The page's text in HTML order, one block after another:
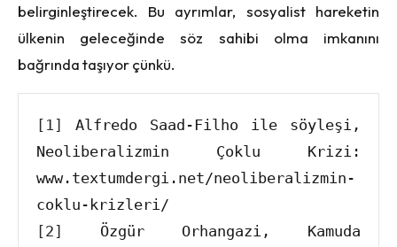
belirginleştirecek. Bu ayrımlar, sosyalist hareketin
ülkenin geleceğinde söz sahibi olma imkanını
bağrında taşıyor çünkü.
[1]
Alfredo Saad-Filho ile söyleşi,
Neoliberalizmin Çoklu Krizi:
www.textumdergi.net/neoliberalizmin-
[2]
Özgür Orhangazi, Kamuda